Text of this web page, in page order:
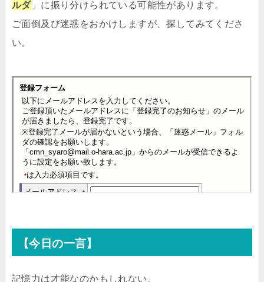
ルダ」に振り分けられている可能性があります。
ご面倒及び迷惑をおかけしますが、探してみてくださ
い。
【今日の一言】
記憶力は才能なのかもしれない。